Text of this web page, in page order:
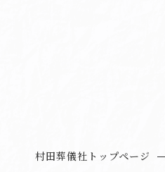
村田葬儀社トップページ